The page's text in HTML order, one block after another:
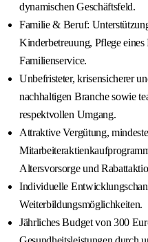
dynamischen Geschäftsfeld.
Familie & Beruf:
Kinderbetreuung, Pflege
Familienservice.
Unbefristeter, krisensicherer
nachhaltigen Branche sowie
respektvollen Umgang.
Attraktive Vergütung,
Altersvorsorge und
Individuelle
Weiterbildungsmöglichkeiten.
Jährliches Budget von 300